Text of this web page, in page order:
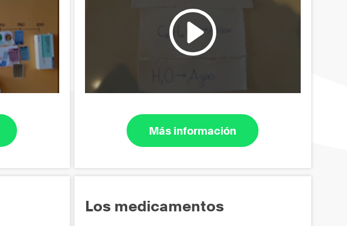
Más información
Los medicamentos